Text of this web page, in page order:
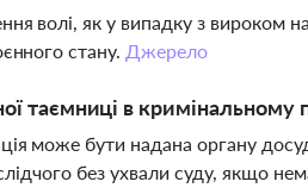
волі, як у випадку з вироком
стану. Джерело
таємниці в кримінальному
може бути надана органу
без ухвали суду, якщо